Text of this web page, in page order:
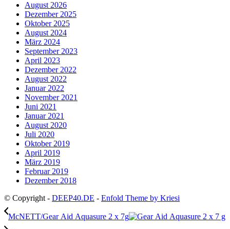
August 2026
Dezember 2025
Oktober 2025
August 2024
März 2024
September 2023
April 2023
Dezember 2022
August 2022
Januar 2022
November 2021
Juni 2021
Januar 2021
August 2020
Juli 2020
Oktober 2019
April 2019
März 2019
Februar 2019
Dezember 2018
© Copyright - DEEP40.DE - Enfold Theme by Kriesi
McNETT/Gear Aid Aquasure 2 x 7g